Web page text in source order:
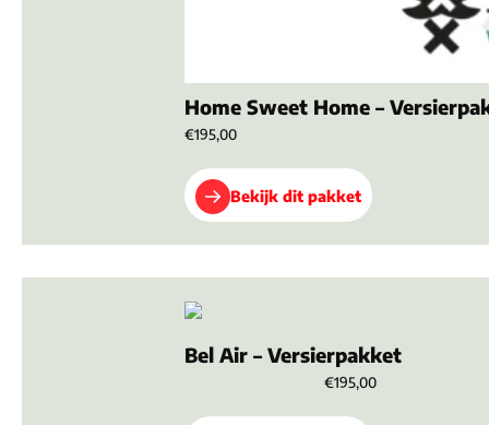
Home Sweet Home –
€195,00
Bekijk dit pakket
Bel Air – Versierpakket
€195,00